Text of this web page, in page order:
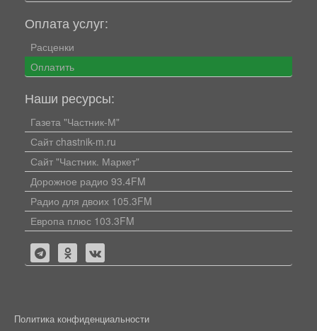
Оплата услуг:
Расценки
Оплатить
Наши ресурсы:
Газета "Частник-М"
Сайт chastnik-m.ru
Сайт "Частник. Маркет"
Дорожное радио 93.4FM
Радио для двоих 105.3FM
Европа плюс 103.3FM
Политика конфиденциальности